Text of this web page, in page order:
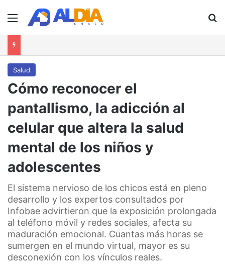
Menú
Salud
Cómo reconocer el
pantallismo, la adicción al
celular que altera la salud
mental de los niños y
adolescentes
El sistema nervioso de los chicos está en pleno
desarrollo y los expertos consultados por
Infobae advirtieron que la exposición prolongada
al teléfono móvil y redes sociales, afecta su
maduración emocional. Cuantas más horas se
sumergen en el mundo virtual, mayor es su
desconexión con los vínculos reales.